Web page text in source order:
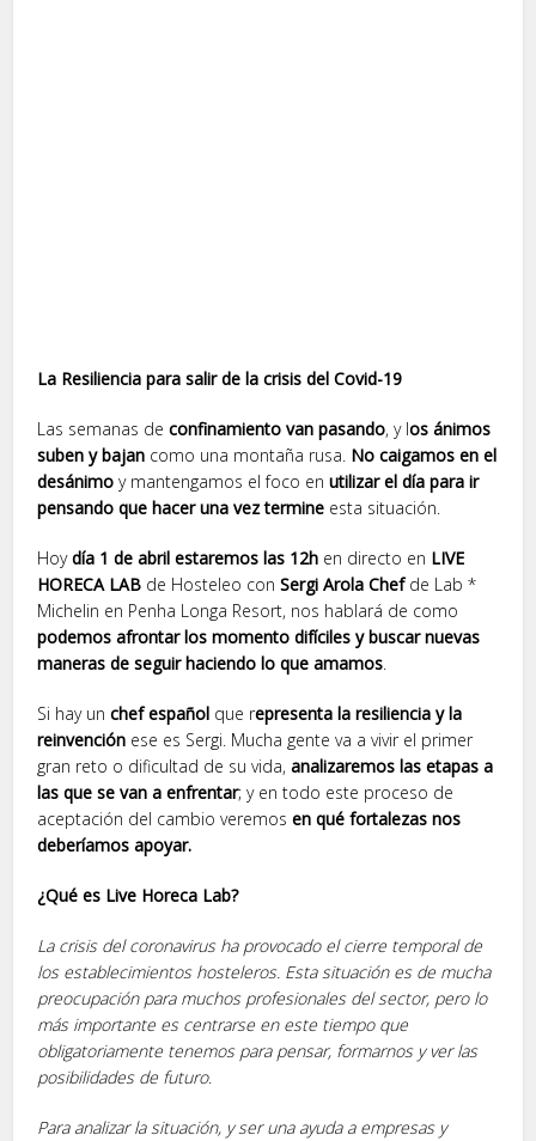
La Resiliencia para salir de la crisis del Covid-19
Las semanas deconfinamiento van pasando, y los ánimos
suben y bajan como una montaña rusa. No caigamos en el
desánimo y mantengamos el foco enutilizar el día para ir
pensando que hacer una vez termine esta situación.
Hoydía 1 de abril estaremos las 12h en directo en LIVE
HORECA LAB de Hosteleo con Sergi Arola Chefde Lab *
Michelin en Penha Longa Resort, nos hablará de como
podemos afrontar los momento difíciles y buscar nuevas
maneras de seguir haciendo lo que amamos.
Si hay unchef español que representa la resiliencia y la
reinvención ese es Sergi. Mucha gente va a vivir el primer
gran reto o dificultad de su vida,analizaremos las etapas a
las que se van a enfrentar; y en todo este proceso de
aceptación del cambio veremosen qué fortalezas nos
deberíamos apoyar.
¿Qué es Live Horeca Lab?
La crisis del coronavirus ha provocado el cierre temporal de
los establecimientos hosteleros. Esta situación es de mucha
preocupación para muchos profesionales del sector, pero lo
más importante es centrarse en este tiempo que
obligatoriamente tenemos para pensar, formarnos y ver las
posibilidades de futuro.
Para analizar la situación, y ser una ayuda a empresas y